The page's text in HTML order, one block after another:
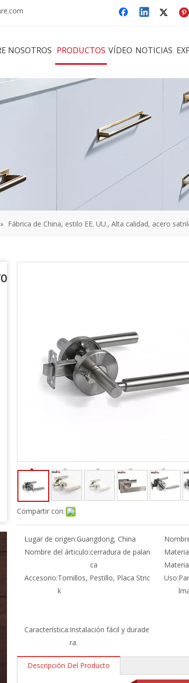
NOSOTROS PRODUCTOS VÍDEO NOTICIAS
» Fábrica de China, estilo EE. UU., Alta calidad, acero
Compartir con:
Lugar de origen:Guangdong, China
Nombre del árticulo:cerradura de palan
ca
Accesorio:Tornillos, Pestillo, Placa Stric
k
Uso:
Característica:Instalación fácil y durade
ra.
Descripción Del Producto